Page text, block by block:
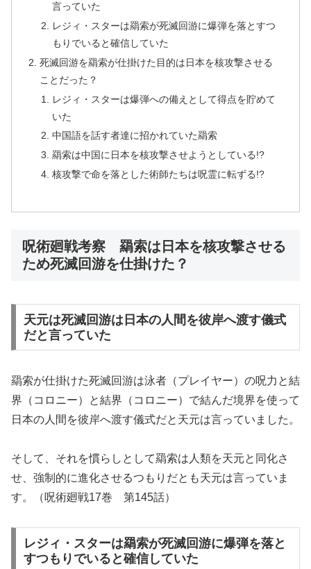
言っていた
レジィ・スターは羂索が死滅回游に爆弾を落とすつ
もりでいると確信していた
死滅回游を羂索が仕掛けた目的は日本を核攻撃させる
ことだった？
レジィ・スターは爆弾への備えとして得点を貯めて
いた
中国語を話す者達に招かれていた羂索
羂索は中国に日本を核攻撃させようとしている!?
核攻撃で命を落とした術師たちは呪霊に転ずる!?
呪術廻戦考察 羂索は日本を核攻撃させる
ため死滅回游を仕掛けた？
天元は死滅回游は日本の人間を彼岸へ渡す儀式
だと言っていた
羂索が仕掛けた死滅回游は泳者（プレイヤー）の呪力と結
界（コロニー）と結界（コロニー）で結んだ境界を使って
日本の人間を彼岸へ渡す儀式だと天元は言っていました。
そして、それを慣らしとして羂索は人類を天元と同化さ
せ、強制的に進化させるつもりだとも天元は言っていま
す。（呪術廻戦17巻 第145話）
レジィ・スターは羂索が死滅回游に爆弾を落と
すつもりでいると確信していた